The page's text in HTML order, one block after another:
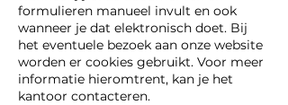
formulieren manueel invult en ook
wanneer je dat elektronisch doet. Bij
het eventuele bezoek aan onze website
worden er cookies gebruikt. Voor meer
informatie hieromtrent, kan je het
kantoor contacteren.